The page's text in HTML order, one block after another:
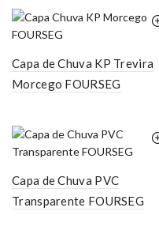
Capa de Chuva KP Trevira
Morcego FOURSEG
Capa de Chuva PVC
Transparente FOURSEG